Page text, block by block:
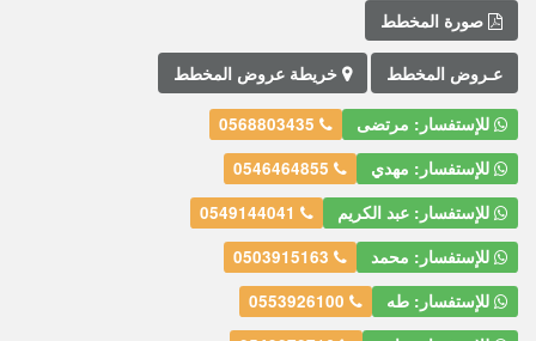
صورة المخطط
عـروض المخطط خريطة عروض المخطط
للإستفسار: مرتضى
للإستفسار: مهدي
للإستفسار: عبد الكريم
للإستفسار: محمد
للإستفسار: طه